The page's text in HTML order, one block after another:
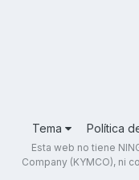
Tema Política
Esta web no tiene
Company (KYMCO), ni